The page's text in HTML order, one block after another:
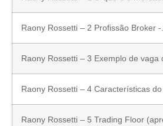
Raony Rossetti – 2 Profissão Broker -
Raony Rossetti – 3 Exemplo de vaga
Raony Rossetti – 4 Características
Raony Rossetti – 5 Trading Floor